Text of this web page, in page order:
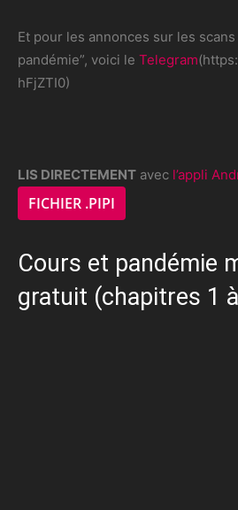
Et pour les annonces sur les
pandémie”, voici le Telegram
hFjZTI0)
LIS DIRECTEMENT avec l’appli
FICHIER .PIPI
Cours et pandémie
gratuit (chapitres 1